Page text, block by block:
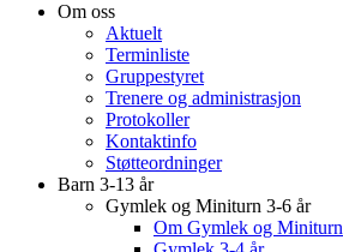
Om oss
Aktuelt
Terminliste
Gruppestyret
Trenere og administrasjon
Protokoller
Kontaktinfo
Støtteordninger
Barn 3-13 år
Gymlek og Miniturn 3-6 år
Om Gymlek og Miniturn